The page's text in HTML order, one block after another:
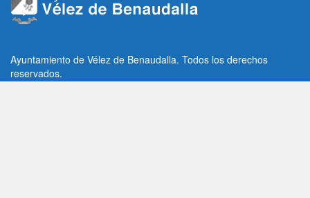
Ayuntamiento de Vélez de Benaudalla. Todos los derechos
reservados.